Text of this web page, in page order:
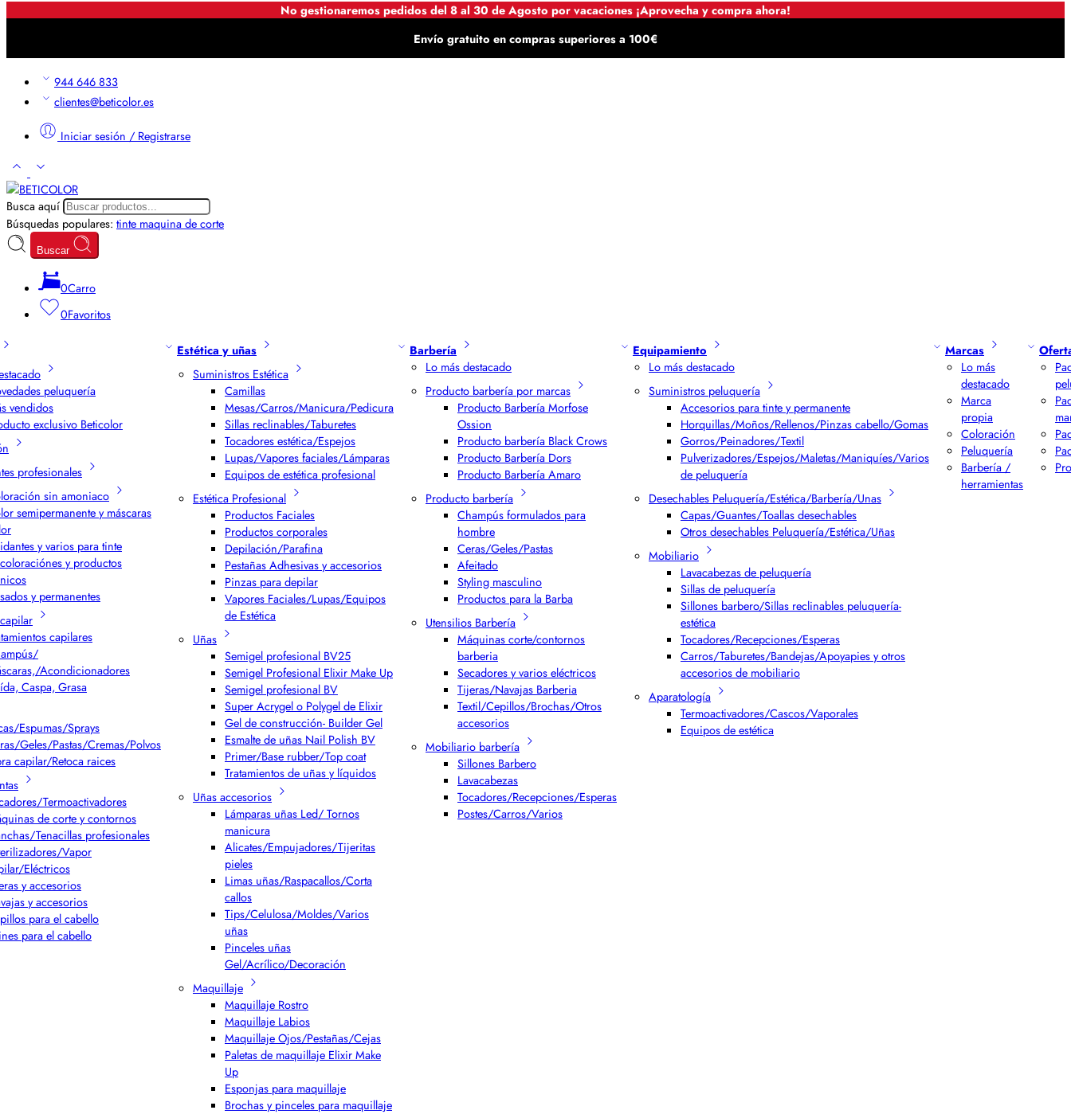
No gestionaremos pedidos del 8 al 30 de Agosto por vacaciones ¡Aprovecha y compra ahora!
Envío gratuito en compras superiores a 100€
944 646 833
clientes@beticolor.es
Iniciar sesión / Registrarse
Busca aquí
Búsquedas populares: tinte maquina de corte
Buscar
0Carro
0Favoritos
peluquería
vendidos
exclusivo Beticolor
profesionales
sin amoniaco
semipermanente y máscaras
y varios para tinte
y productos
y permanentes
capilares
Acondicionadores
Caspa, Grasa
Espumas/Sprays
Geles/Pastas/Cremas/Polvos
capilar/Retoca raices
Termoactivadores
de corte y contornos
Tenacillas profesionales
Vapor
Eléctricos
y accesorios
y accesorios
para el cabello
para el cabello
Estética y uñas
Suministros Estética
Camillas
Mesas/Carros/Manicura/Pedicura
Sillas reclinables/Taburetes
Tocadores estética/Espejos
Lupas/Vapores faciales/Lámparas
Equipos de estética profesional
Estética Profesional
Productos Faciales
Productos corporales
Depilación/Parafina
Pestañas Adhesivas y accesorios
Pinzas para depilar
Vapores Faciales/Lupas/Equipos
de Estética
Uñas
Semigel profesional BV25
Semigel Profesional Elixir Make Up
Semigel profesional BV
Super Acrygel o Polygel de Elixir
Gel de construcción- Builder Gel
Esmalte de uñas Nail Polish BV
Primer/Base rubber/Top coat
Tratamientos de uñas y líquidos
Uñas accesorios
Lámparas uñas Led/ Tornos
manicura
Alicates/Empujadores/Tijeritas
pieles
Limas uñas/Raspacallos/Corta
callos
Tips/Celulosa/Moldes/Varios
uñas
Pinceles uñas
Gel/Acrílico/Decoración
Maquillaje
Maquillaje Rostro
Maquillaje Labios
Maquillaje Ojos/Pestañas/Cejas
Paletas de maquillaje Elixir Make
Up
Esponjas para maquillaje
Brochas y pinceles para maquillaje
Barbería
Lo más destacado
Producto barbería por marcas
Producto Barbería Morfose
Ossion
Producto barbería Black Crows
Producto Barbería Dors
Producto Barbería Amaro
Producto barbería
Champús formulados para
hombre
Ceras/Geles/Pastas
Afeitado
Styling masculino
Productos para la Barba
Utensilios Barbería
Máquinas corte/contornos
barberia
Secadores y varios eléctricos
Tijeras/Navajas Barberia
Textil/Cepillos/Brochas/Otros
accesorios
Mobiliario barbería
Sillones Barbero
Lavacabezas
Tocadores/Recepciones/Esperas
Postes/Carros/Varios
Equipamiento
Lo más destacado
Suministros peluquería
Accesorios para tinte y permanente
Horquillas/Moños/Rellenos/Pinzas cabello/Gomas
Gorros/Peinadores/Textil
Pulverizadores/Espejos/Maletas/Maniquíes/Varios
de peluquería
Desechables Peluquería/Estética/Barbería/Unas
Capas/Guantes/Toallas desechables
Otros desechables Peluquería/Estética/Uñas
Mobiliario
Lavacabezas de peluquería
Sillas de peluquería
Sillones barbero/Sillas reclinables peluquería-
estética
Tocadores/Recepciones/Esperas
Carros/Taburetes/Bandejas/Apoyapies y otros
accesorios de mobiliario
Aparatología
Termoactivadores/Cascos/Vaporales
Equipos de estética
Marcas
Lo más
destacado
Marca
propia
Coloración
Peluquería
Barbería /
herramientas